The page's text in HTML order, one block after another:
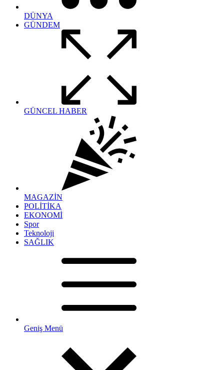
DÜNYA
GÜNDEM
GÜNCEL HABER
MAGAZİN
POLİTİKA
EKONOMİ
Spor
Teknoloji
SAĞLIK
Geniş Menü